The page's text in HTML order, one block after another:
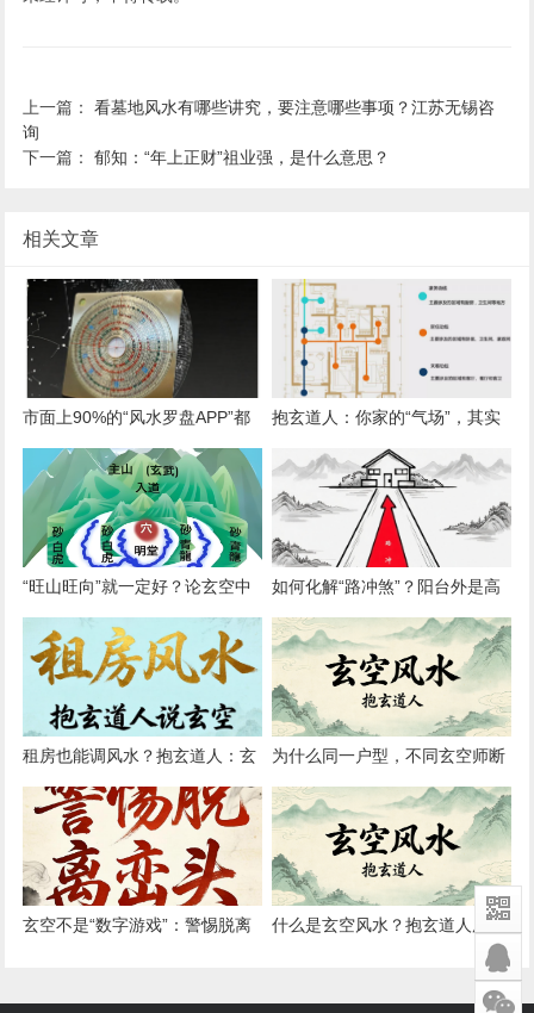
上一篇：看墓地风水有哪些讲究，要注意哪些事项？江苏无锡咨
询
下一篇：郁知：“年上正财”祖业强，是什么意思？
相关文章
市面上90%的“风水罗盘APP”都
错在哪？简论“地理真北”与“磁北
方向”
抱玄道人：你家的“气场”，其实
由你的日常动线决定
“旺山旺向”就一定好？论玄空中
的“形理互参”原则
如何化解“路冲煞”？阳台外是高
架桥如何调整
租房也能调风水？抱玄道人：玄
空简易布局法（无需动土）
为什么同一户型，不同玄空师断
验结果迥异？论心法与传承差异
玄空不是“数字游戏”：警惕脱离
什么是玄空风水？抱玄道人用三